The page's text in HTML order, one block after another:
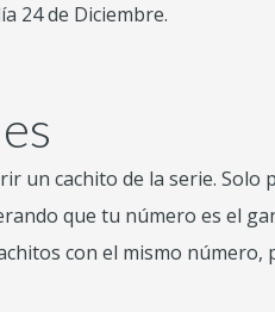
24 de Diciembre.
un cachito de la serie.
que tu número es el
con el mismo